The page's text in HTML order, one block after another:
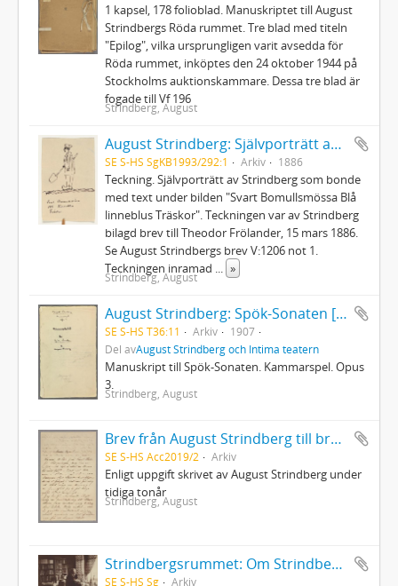
1 kapsel, 178 folioblad. Manuskriptet till August
Strindbergs Röda rummet. Tre blad med titeln
"Epilog", vilka ursprungligen varit avsedda för
Röda rummet, inköptes den 24 oktober 1944 på
Stockholms auktionskammare. Dessa tre blad är
fogade till Vf 196
Strindberg, August
August Strindberg: Självporträtt av Strindberg som bonde
SE S-HS SgKB1993/292:1 Arkiv 1886
Teckning. Självporträtt av Strindberg som bonde
med text under bilden "Svart Bomullsmössa Blå
linneblus Träskor". Teckningen var av Strindberg
bilagd brev till Theodor Frölander, 15 mars 1886.
Se August Strindbergs brev V:1206 not 1.
Teckningen inramad
»
Strindberg, August
August Strindberg: Spök-Sonaten [Spöksonaten]
SE S-HS T36:11 Arkiv
1907
Del avAugust Strindberg och Intima teatern
Manuskript till Spök-Sonaten. Kammarspel. Opus
3.
Strindberg, August
Brev från August Strindberg till brodern Oscar Strindberg
SE S-HS Acc2019/2 Arkiv
Enligt uppgift skrivet av August Strindberg under
tidiga tonår
Strindberg, August
Strindbergsrummet: Om Strindbergssamlingarna på Kungliga biblioteket
SE S-HS Sg Arkiv